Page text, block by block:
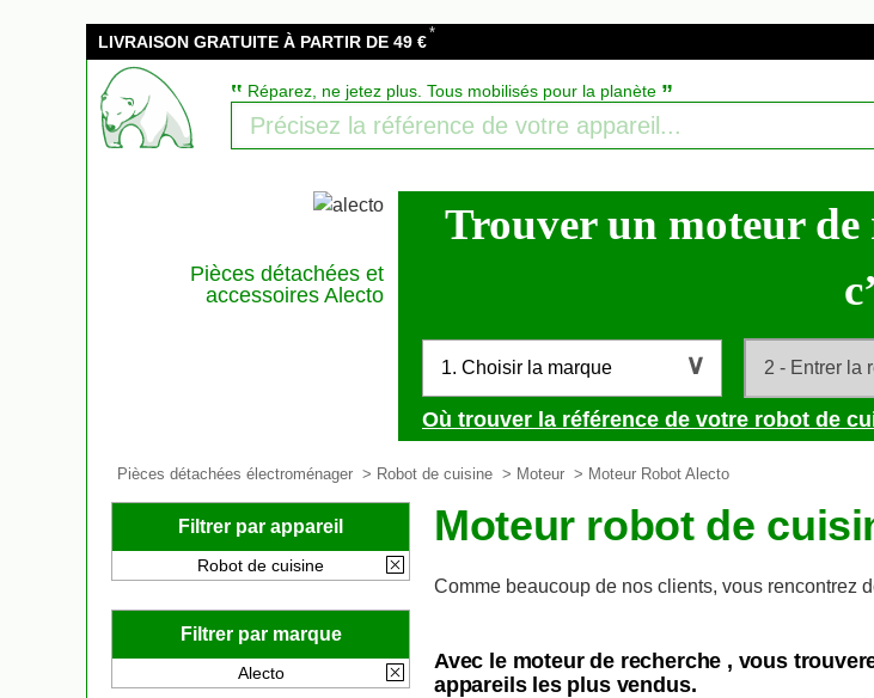
LIVRAISON GRATUITE À PARTIR DE 49 €*
‟ Réparez, ne jetez plus. Tous mobilisés pour la planète ”
Pièces détachées et
accessoires Alecto
Trouver un moteur
1. Choisir la marque
Où trouver la référence de votre robot de
Pièces détachées électroménager > Robot de cuisine > Moteur > Moteur Robot Alecto
Filtrer par appareil
Robot de cuisine
Filtrer par marque
Alecto
Moteur robot de
Comme beaucoup de nos clients, vous rencontrez
Avec le moteur de recherche , vous
appareils les plus vendus.